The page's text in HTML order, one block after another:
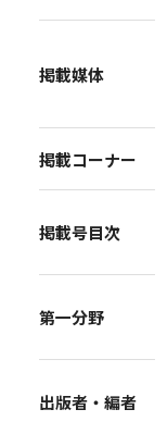
掲載媒体
掲載コーナー
掲載号目次
第一分野
出版者・編者